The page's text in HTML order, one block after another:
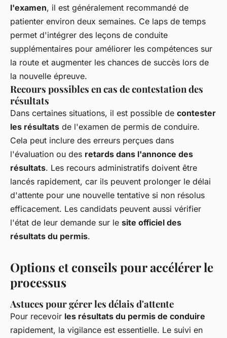
l'examen, il est généralement recommandé de
patienter environ deux semaines. Ce laps de temps
permet d'intégrer des leçons de conduite
supplémentaires pour améliorer les compétences sur
la route et augmenter les chances de succès lors de
la nouvelle épreuve.
Recours possibles en cas de contestation des
résultats
Dans certaines situations, il est possible de contester
les résultats de l'examen de permis de conduire.
Cela peut inclure des erreurs perçues dans
l'évaluation ou des retards dans l'annonce des
résultats. Les recours administratifs doivent être
lancés rapidement, car ils peuvent prolonger le délai
d'attente pour une nouvelle tentative si non résolus
efficacement. Les candidats peuvent aussi vérifier
l'état de leur demande sur le site officiel des
résultats du permis.
Options et conseils pour accélérer le
processus
Astuces pour gérer les délais d'attente
Pour recevoir les résultats du permis de conduire
rapidement, la vigilance est essentielle. Le suivi en